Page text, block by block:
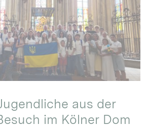
aus der
im Kölner Dom